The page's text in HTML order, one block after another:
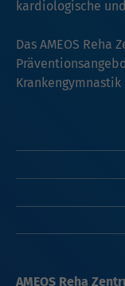
kardiologische
Das AMEOS
Krankengymnastik
AMEOS Reha